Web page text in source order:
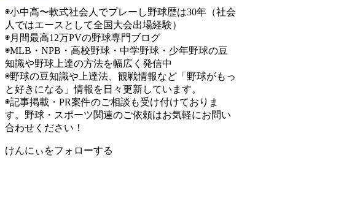
◉小中高〜軟式社会人でプレーし野球歴は30年（社会
人ではエースとして全国大会出場経験）
◉月間最高12万PVの野球専門ブログ
◉MLB・NPB・高校野球・中学野球・少年野球の豆
知識や野球上達の方法を幅広く発信中
◉野球の豆知識や上達法、観戦情報など「野球がもっ
と好きになる」情報を日々更新しています。
◉記事掲載・PR案件のご相談も受け付けておりま
す。野球・スポーツ関連のご依頼はお気軽にお問い
合わせください！
けんにぃをフォローする